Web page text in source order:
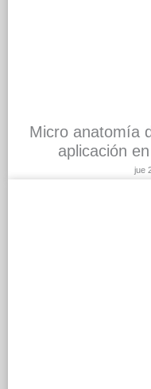
Micro anatomía
aplicación
jue